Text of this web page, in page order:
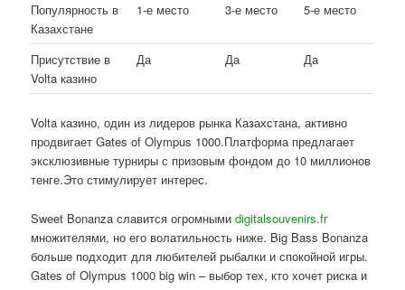
Популярность в
Казахстане
1-е место 3-е место 5-е место
Присутствие в
Volta казино
Да Да Да
Volta казино, один из лидеров рынка Казахстана, активно
продвигает Gates of Olympus 1000.Платформа предлагает
эксклюзивные турниры с призовым фондом до 10 миллионов
тенге.Это стимулирует интерес.
Sweet Bonanza славится огромнымиdigitalsouvenirs.fr
множителями, но его волатильность ниже. Big Bass Bonanza
больше подходит для любителей рыбалки и спокойной игры.
Gates of Olympus 1000 big win – выбор тех, кто хочет риска и